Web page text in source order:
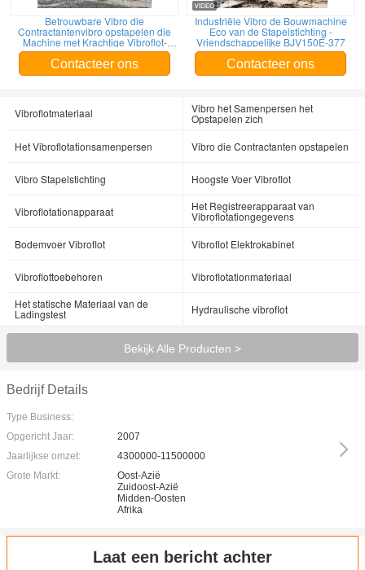
Betrouwbare Vibro die
Contractantenvibro opstapelen die
Machine met Krachtige Vibroflot-
Motor opstapelen
Contacteer ons
Industriële Vibro de Bouwmachine
Eco van de Stapelstichting -
Vriendschappelijke BJV150E-377
Contacteer ons
Vibroflotmateriaal Vibro het Samenpersen het
Opstapelen zich
Het Vibroflotationsamenpersen
Vibro die Contractanten opstapelen
Vibro Stapelstichting Hoogste Voer Vibroflot
Vibroflotationapparaat Het Registreerapparaat van
Vibroflotationgegevens
Bodemvoer Vibroflot
Vibroflot Elektrokabinet
Vibroflottoebehoren
Vibroflotationmateriaal
Het statische Materiaal van de
Ladingstest Hydraulische vibroflot
Bekijk Alle Producten >
Bedrijf Details
Type Business:
Opgericht Jaar:
2007
Jaarlijkse omzet:
4300000-11500000
Grote Markt:
Oost-Azië
Zuidoost-Azië
Midden-Oosten
Afrika
Laat een bericht achter